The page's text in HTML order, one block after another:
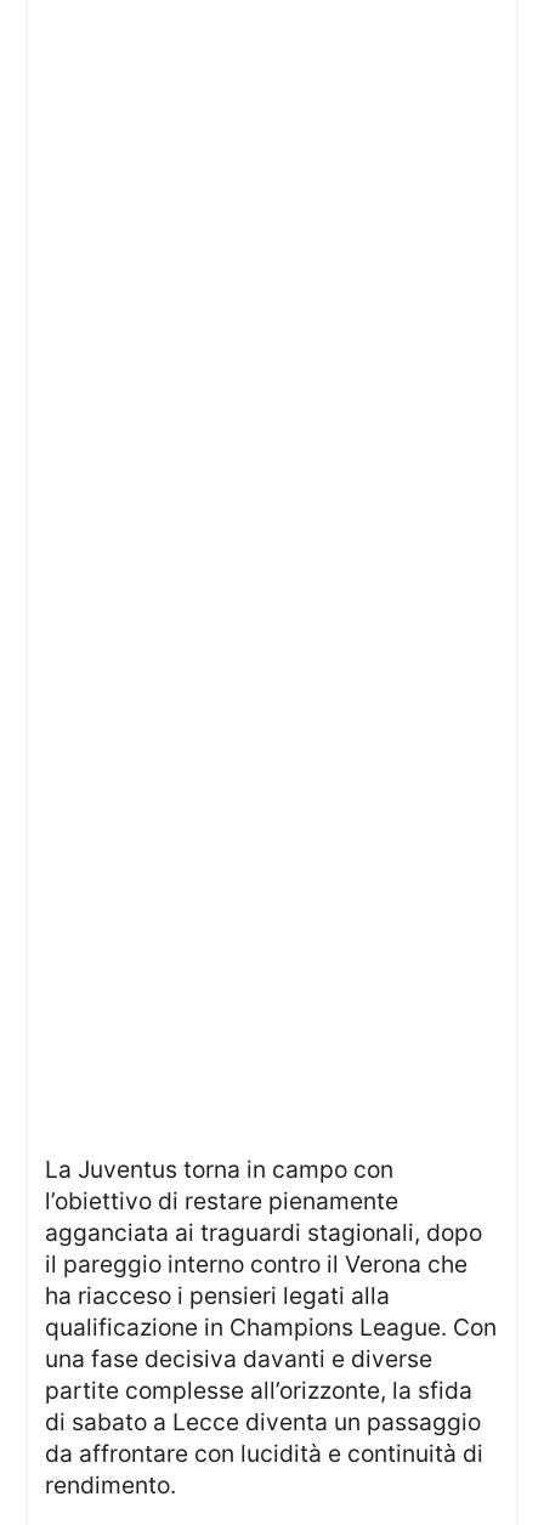
La Juventus torna in campo con
l’obiettivo di restare pienamente
agganciata ai traguardi stagionali, dopo
il pareggio interno contro il Verona che
ha riacceso i pensieri legati alla
qualificazione in Champions League. Con
una fase decisiva davanti e diverse
partite complesse all’orizzonte, la sfida
di sabato a Lecce diventa un passaggio
da affrontare con lucidità e continuità di
rendimento.